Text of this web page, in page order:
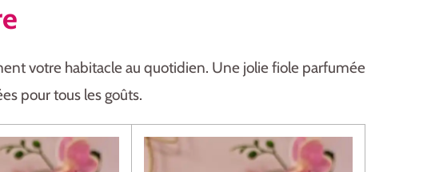
votre habitacle au quotidien. Une jolie fiole parfumée
pour tous les goûts.